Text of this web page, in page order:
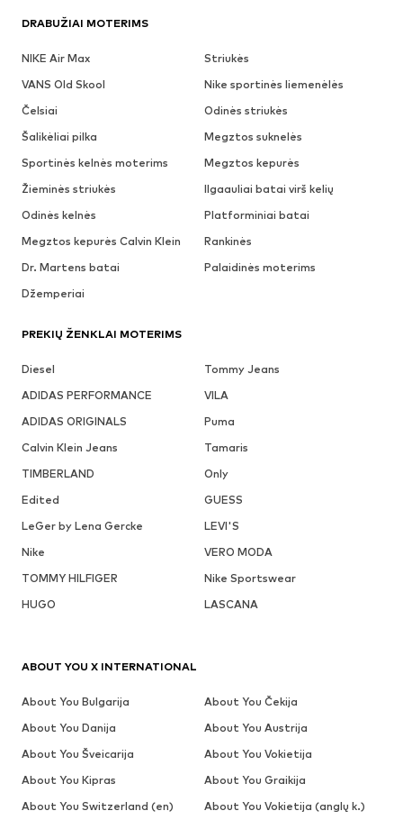
DRABUŽIAI MOTERIMS
NIKE Air Max
Striukės
VANS Old Skool
Nike sportinės liemenėlės
Čelsiai
Odinės striukės
Šalikėliai pilka
Megztos suknelės
Sportinės kelnės moterims
Megztos kepurės
Žieminės striukės
Ilgaauliai batai virš kelių
Odinės kelnės
Platforminiai batai
Megztos kepurės Calvin Klein
Rankinės
Dr. Martens batai
Palaidinės moterims
Džemperiai
PREKIŲ ŽENKLAI MOTERIMS
Diesel
Tommy Jeans
ADIDAS PERFORMANCE
VILA
ADIDAS ORIGINALS
Puma
Calvin Klein Jeans
Tamaris
TIMBERLAND
Only
Edited
GUESS
LeGer by Lena Gercke
LEVI'S
Nike
VERO MODA
TOMMY HILFIGER
Nike Sportswear
HUGO
LASCANA
ABOUT YOU X INTERNATIONAL
About You Bulgarija
About You Čekija
About You Danija
About You Austrija
About You Šveicarija
About You Vokietija
About You Kipras
About You Graikija
About You Switzerland (en)
About You Vokietija (anglų k.)